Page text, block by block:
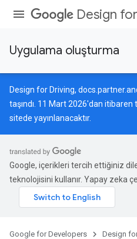
Design
Uygulama oluşturma
Design for Driving,
taşındı. 11 Mart 2026'dan
sitede yayınlanacaktır.
Google, içerikleri tercih ettiğiniz
teknolojisini kullanır. Yapay zeka
Google for Developers Design